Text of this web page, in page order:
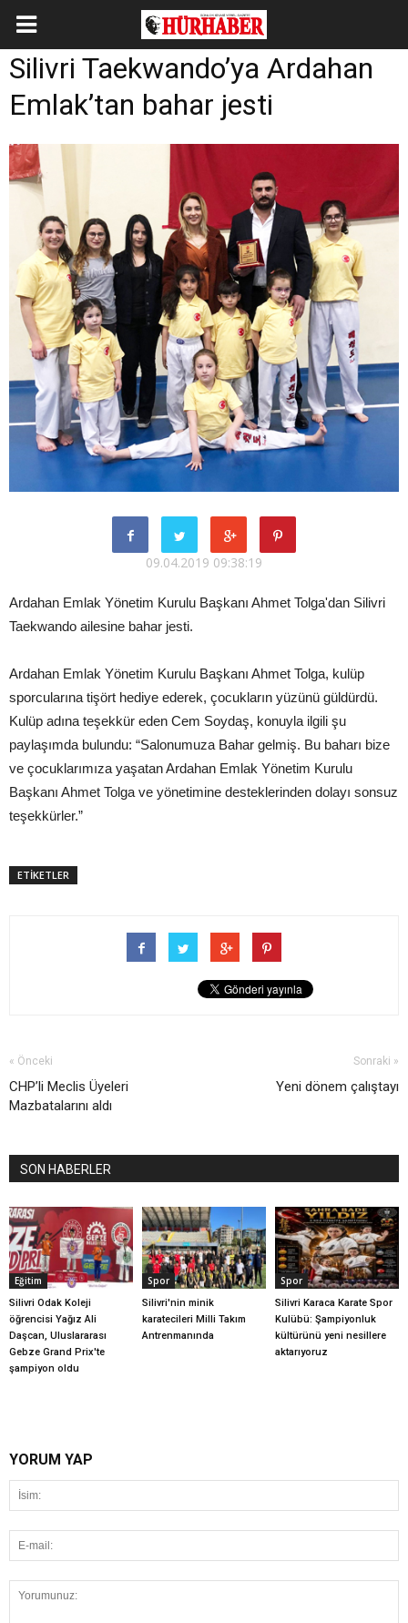
Silivri Taekwando’ya Ardahan
Emlak’tan bahar jesti
09.04.2019 09:38:19
Ardahan Emlak Yönetim Kurulu Başkanı Ahmet Tolga'dan Silivri
Taekwando ailesine bahar jesti.
Ardahan Emlak Yönetim Kurulu Başkanı Ahmet Tolga, kulüp
sporcularına tişört hediye ederek, çocukların yüzünü güldürdü.
Kulüp adına teşekkür eden Cem Soydaş, konuyla ilgili şu
paylaşımda bulundu: “Salonumuza Bahar gelmiş. Bu baharı bize
ve çocuklarımıza yaşatan Ardahan Emlak Yönetim Kurulu
Başkanı Ahmet Tolga ve yönetimine desteklerinden dolayı sonsuz
teşekkürler.”
ETİKETLER
« Önceki
CHP’li Meclis Üyeleri
Mazbatalarını aldı
Sonraki »
Yeni dönem çalıştayı
SON HABERLER
Eğitim
Silivri Odak Koleji
öğrencisi Yağız Ali
Daşcan, Uluslararası
Gebze Grand Prix'te
şampiyon oldu
Spor
Silivri'nin minik
karatecileri Milli Takım
Antrenmanında
Spor
Silivri Karaca Karate Spor
Kulübü: Şampiyonluk
kültürünü yeni nesillere
aktarıyoruz
YORUM YAP